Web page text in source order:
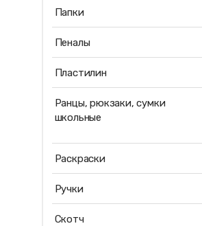
Папки
Пеналы
Пластилин
Ранцы, рюкзаки, сумки
школьные
Раскраски
Ручки
Скотч